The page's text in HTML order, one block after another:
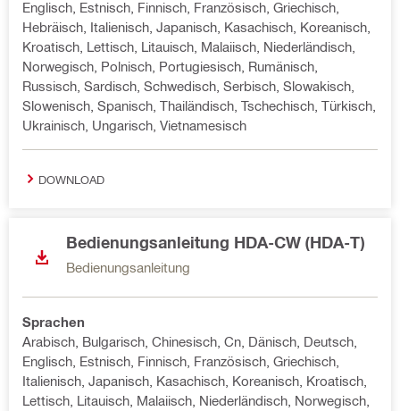
Englisch, Estnisch, Finnisch, Französisch, Griechisch,
Hebräisch, Italienisch, Japanisch, Kasachisch, Koreanisch,
Kroatisch, Lettisch, Litauisch, Malaiisch, Niederländisch,
Norwegisch, Polnisch, Portugiesisch, Rumänisch,
Russisch, Sardisch, Schwedisch, Serbisch, Slowakisch,
Slowenisch, Spanisch, Thailändisch, Tschechisch, Türkisch,
Ukrainisch, Ungarisch, Vietnamesisch
DOWNLOAD
Bedienungsanleitung HDA-CW (HDA-T)
Bedienungsanleitung
Sprachen
Arabisch, Bulgarisch, Chinesisch, Cn, Dänisch, Deutsch,
Englisch, Estnisch, Finnisch, Französisch, Griechisch,
Italienisch, Japanisch, Kasachisch, Koreanisch, Kroatisch,
Lettisch, Litauisch, Malaiisch, Niederländisch, Norwegisch,